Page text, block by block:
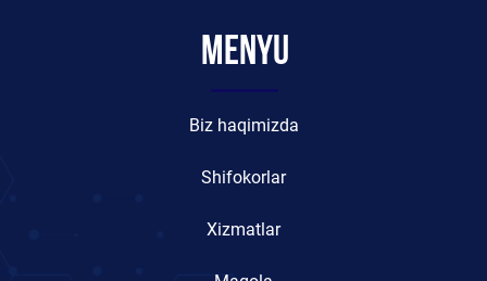
Menyu
Biz haqimizda
Shifokorlar
Xizmatlar